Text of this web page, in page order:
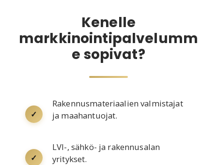
Kenelle
markkinointipalvelumm
e sopivat?
✓
Rakennusmateriaalien valmistajat
ja maahantuojat.
✓
LVI-, sähkö- ja rakennusalan
yritykset.